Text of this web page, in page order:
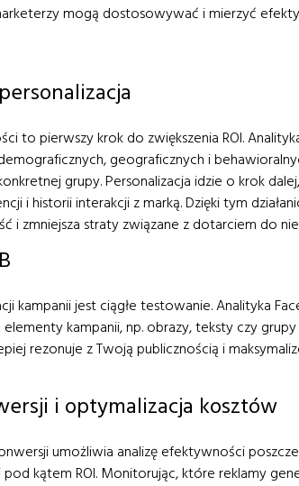
mogą dostosowywać i mierzyć
to pierwszy krok do zwiększenia ROI.
geograficznych i
grupy. Personalizacja idzie o krok
i historii interakcji z marką. Dzięki tym
i zmniejsza straty związane z dotarciem do
kampanii jest ciągłe testowanie. Analityka
kampanii, np. obrazy, teksty czy
rezonuje z Twoją publicznością i
i optymalizacja kosztów
umożliwia analizę efektywności
kątem ROI. Monitorując, które reklamy